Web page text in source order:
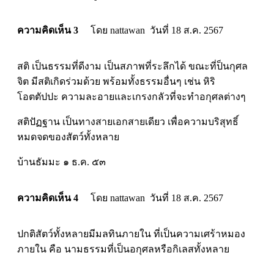
ความคิดเห็น 3 โดย nattawan วันที่ 18 ส.ค. 2567
สติ เป็นธรรมที่ดีงาม เป็นสภาพที่ระลึกได้ ขณะที่ป็นกุศล
จิต มีสติเกิดร่วมด้วย พร้อมทั้งธรรมอื่นๆ เช่น หิริ
โอตตัปปะ ความละอายและเกรงกลัวที่จะทำอกุศลต่างๆ
สติปัฏฐาน เป็นทางสายเอกสายเดียว เพื่อความบริสุทธิ์
หมดจดของสัตว์ทั้งหลาย
บ้านธัมมะ ๑ ธ.ค. ๕๓
ความคิดเห็น 4 โดย nattawan วันที่ 18 ส.ค. 2567
ปกติสัตว์ทั้งหลายมีมลทินภายใน ที่เป็นความเศร้าหมอง
ภายใน คือ นามธรรมที่เป็นอกุศลหรือกิเลสทั้งหลาย